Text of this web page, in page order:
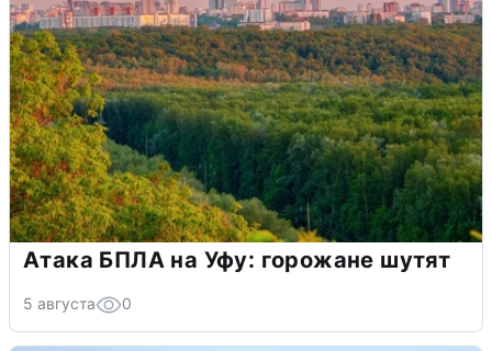
Атака БПЛА на Уфу: горожане шутят
5 августа 0